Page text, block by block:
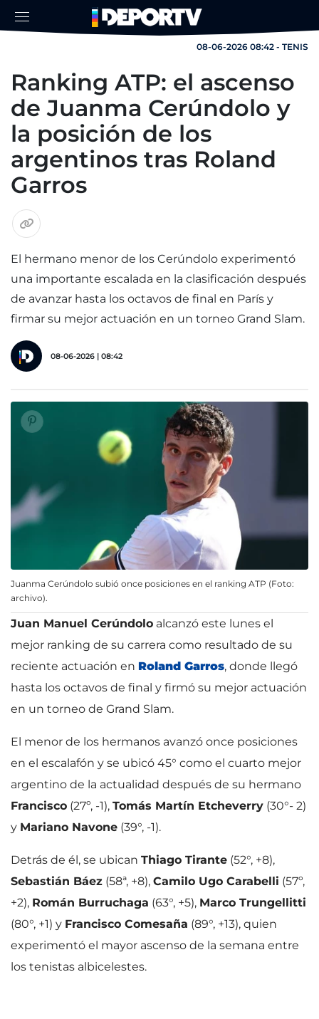
08-06-2026 08:42 - TENIS
Ranking ATP: el ascenso
de Juanma Cerúndolo y
la posición de los
argentinos tras Roland
Garros
El hermano menor de los Cerúndolo experimentó
una importante escalada en la clasificación después
de avanzar hasta los octavos de final en París y
firmar su mejor actuación en un torneo Grand Slam.
08-06-2026 | 08:42
Juanma Cerúndolo subió once posiciones en el ranking ATP (Foto:
archivo).
Juan Manuel Cerúndolo alcanzó este lunes el
mejor ranking de su carrera como resultado de su
reciente actuación en Roland Garros, donde llegó
hasta los octavos de final y firmó su mejor actuación
en un torneo de Grand Slam.
El menor de los hermanos avanzó once posiciones
en el escalafón y se ubicó 45° como el cuarto mejor
argentino de la actualidad después de su hermano
Francisco (27º, -1), Tomás Martín Etcheverry (30°- 2)
y Mariano Navone (39°, -1).
Detrás de él, se ubican Thiago Tirante (52°, +8),
Sebastián Báez (58ª, +8), Camilo Ugo Carabelli (57º,
+2), Román Burruchaga (63°, +5), Marco Trungellitti
(80°, +1) y Francisco Comesaña (89°, +13), quien
experimentó el mayor ascenso de la semana entre
los tenistas albicelestes.